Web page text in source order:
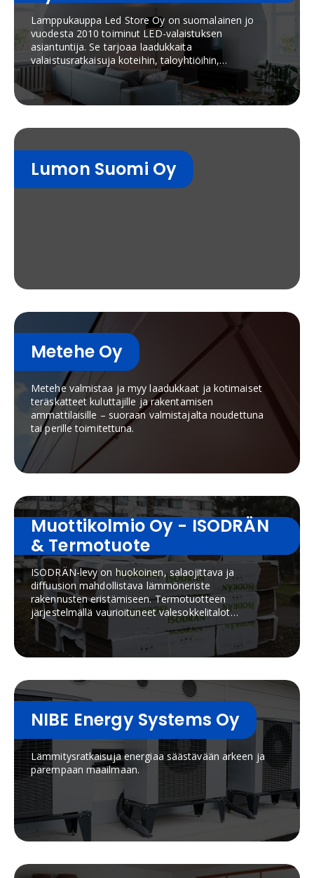
Lamppukauppa Led Store Oy on suomalainen jo
vuodesta 2010 toiminut LED-valaistuksen
asiantuntija. Se tarjoaa laadukkaita
valaistusratkaisuja koteihin, taloyhtiöihin,
liiketiloihin ja julkisiin kohteisiin. Yrityksen
valikoimaan kuuluvat LED-valaisimet, LED-nauhat,
alasvalot, ulkovalaisimet, älyvalaistusratkaisut
tunnetaan erityisesti laadukkaasta värintoistosta,
valaistussuunnittelusta.
Lumon Suomi Oy
Metehe Oy
Metehe valmistaa ja myy laadukkaat ja kotimaiset
teräskatteet kuluttajille ja rakentamisen
ammattilaisille – suoraan valmistajalta noudettuna
tai perille toimitettuna.
Muottikolmio Oy - ISODRÄN
& Termotuote
ISODRÄN-levy on huokoinen, salaojittava ja
diffuusion mahdollistava lämmöneriste
rakennusten eristämiseen. Termotuotteen
järjestelmällä vaurioituneet valesokkelitalot
korjataan helposti ja nopeasti.
NIBE Energy Systems Oy
Lämmitysratkaisuja energiaa säästävään arkeen ja
parempaan maailmaan.